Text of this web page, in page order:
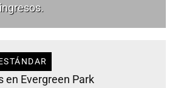
en Evergreen Park